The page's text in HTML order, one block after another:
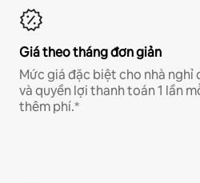
Giá theo tháng đơn giản
Mức giá đặc biệt cho nhà nghỉ
và quyền lợi thanh toán 1 lần
thêm phí.*